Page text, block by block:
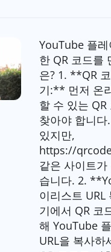
YouTube 플
한 QR 코드를
은? 1. **QR
기:** 먼저 온
할 수 있는
찾아야 합니다
있지만,
https://
같은 사이트가
습니다. 2.
이리스트
기에서 QR 코
해 YouTube
URL을 복사하